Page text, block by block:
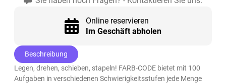
Online reservieren
Im Geschäft abholen
Beschreibung
Legen, drehen, schieben, stapeln! FARB-CODE bietet mit 100
Aufgaben in verschiedenen Schwierigkeitsstufen jede Menge